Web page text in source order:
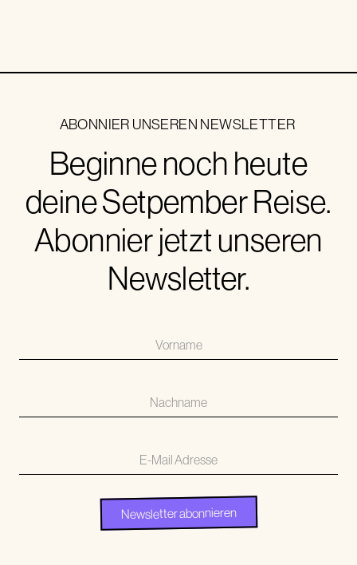
ABONNIER UNSEREN NEWSLETTER
Beginne noch heute
deine Setpember Reise.
Abonnier jetzt unseren
Newsletter.